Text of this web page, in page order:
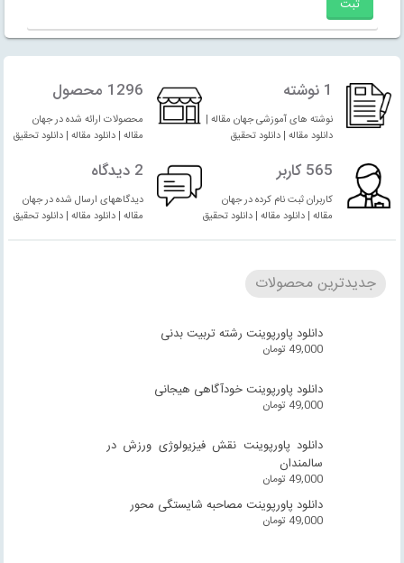
1 نوشته
نوشته های آموزشی جهان مقاله |
دانلود مقاله | دانلود تحقیق
1296 محصول
محصولات ارائه شده در جهان
مقاله | دانلود مقاله | دانلود تحقیق
565 کاربر
کاربران ثبت نام کرده در جهان
مقاله | دانلود مقاله | دانلود تحقیق
2 دیدگاه
دیدگاههای ارسال شده در جهان
مقاله | دانلود مقاله | دانلود تحقیق
جدیدترین محصولات
دانلود پاورپوینت رشته تربیت بدنی
49,000 تومان
دانلود پاورپوینت خودآگاهی هیجانی
49,000 تومان
دانلود پاورپوینت نقش فیزیولوژی ورزش در
سالمندان
49,000 تومان
دانلود پاورپوینت مصاحبه شایستگی محور
49,000 تومان